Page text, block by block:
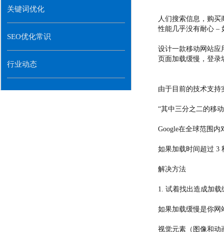
人们搜索信息，购
性能几乎没有耐心 –
设计一款移动网站应
页面加载缓慢，登录
由于目前的技术支持
“其中三分之二的移
Google在全球范围
如果加载时间超过 3
解决方法
1. 试着找出造成加载
如果加载缓慢是你网
视觉元素（图像和动
关键词优化
SEO优化常识
行业动态